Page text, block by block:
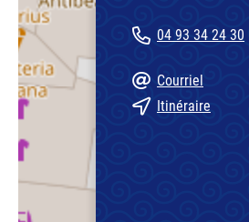
04 93 34 24 30
Courriel
Itinéraire